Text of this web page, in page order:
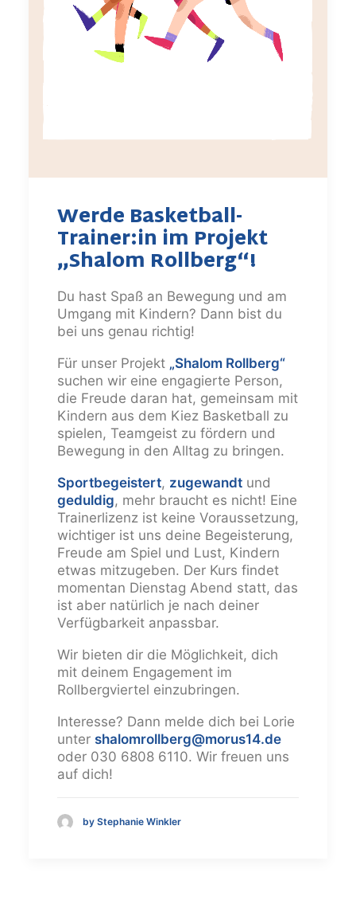
Werde Basketball-
Trainer:in im Projekt
„Shalom Rollberg“!
Du hast Spaß an Bewegung und am
Umgang mit Kindern? Dann bist du
bei uns genau richtig!
Für unser Projekt „Shalom Rollberg“
suchen wir eine engagierte Person,
die Freude daran hat, gemeinsam mit
Kindern aus dem Kiez Basketball zu
spielen, Teamgeist zu fördern und
Bewegung in den Alltag zu bringen.
Sportbegeistert, zugewandt und
geduldig, mehr braucht es nicht! Eine
Trainerlizenz ist keine Voraussetzung,
wichtiger ist uns deine Begeisterung,
Freude am Spiel und Lust, Kindern
etwas mitzugeben. Der Kurs findet
momentan Dienstag Abend statt, das
ist aber natürlich je nach deiner
Verfügbarkeit anpassbar.
Wir bieten dir die Möglichkeit, dich
mit deinem Engagement im
Rollbergviertel einzubringen.
Interesse? Dann melde dich bei Lorie
unter shalomrollberg@morus14.de
oder 030 6808 6110. Wir freuen uns
auf dich!
by Stephanie Winkler